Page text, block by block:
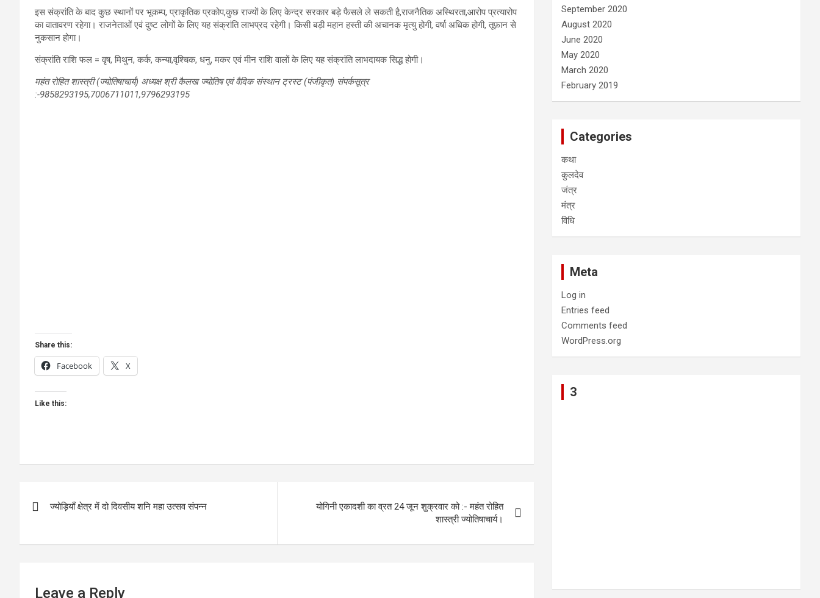
इस संक्रांति के बाद कुछ स्थानों पर भूकम्प, प्राकृतिक प्रकोप,कुछ राज्यों के लिए केन्द्र सरकार बड़े फैसले ले सकती है,राजनैतिक अस्थिरता,आरोप प्रत्यारोप
का वातावरण रहेगा। राजनेताओं एवं दुष्ट लोगों के लिए यह संक्रांति लाभप्रद रहेगी। किसी बड़ी महान हस्ती की अचानक मृत्यु होगी, वर्षा अधिक होगी, तूफ़ान से
नुकसान होगा।
संक्रांति राशि फल = वृष, मिथुन, कर्क, कन्या,वृश्चिक, धनु, मकर एवं मीन राशि वालों के लिए यह संक्रांति लाभदायक सिद्ध होगी।
महंत रोहित शास्त्री (ज्योतिषाचार्य) अध्यक्ष श्री कैलख ज्योतिष एवं वैदिक संस्थान ट्रस्ट (पंजीकृत) संपर्कसूत्र
:-9858293195,7006711011,9796293195
Share this:
Facebook X
Like this:
navigation
ज्योड़ियाँ क्षेत्र में दो दिवसीय शनि महा उत्सव संपन्न
योगिनी एकादशी का व्रत 24 जून शुक्रवार को :- महंत रोहित
शास्त्री ज्योतिषाचार्य।
Leave a Reply
September 2020
August 2020
June 2020
May 2020
March 2020
February 2019
Categories
कथा
कुलदेव
जंत्र
मंत्र
विधि
Meta
Log in
Entries feed
Comments feed
WordPress.org
3